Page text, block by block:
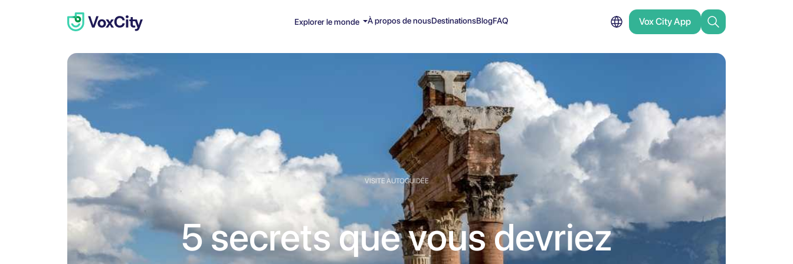
Explorer le monde À propos de nousDestinationsBlogFAQ Vox City App
VISITE AUTOGUIDÉE
5 secrets que vous devriez